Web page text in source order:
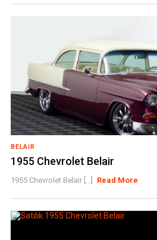
BELAIR
1955 Chevrolet Belair
1955 Chevrolet Belair [...] Read More